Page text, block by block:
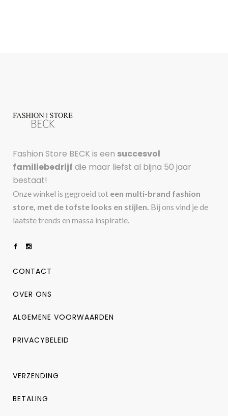
Fashion Store BECK is een succesvol
familiebedrijf die maar liefst al bijna 50 jaar
bestaat!
Onze winkel is gegroeid tot een multi-brand fashion
store, met de tofste looks en stijlen. Bij ons vind je de
laatste trends en massa inspiratie.
CONTACT
OVER ONS
ALGEMENE VOORWAARDEN
PRIVACYBELEID
VERZENDING
BETALING